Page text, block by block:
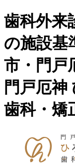
歯科外来
の施設基
市・門戸
門戸厄
歯科・矯